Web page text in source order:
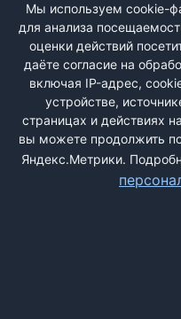
0
Не в первый раз
такси. Живу в северном
такси меня постоянно
такси нет (после меня
свободные машины были),
северный район ...
Мы используем cookie-
для анализа
оценки действий
даёте согласие на
включая IP-адрес,
устройстве,
страницах и действиях
вы можете продолжить
Яндекс.Метрики.